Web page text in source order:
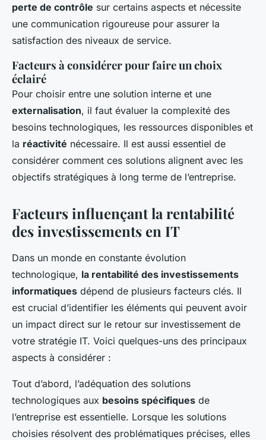
perte de contrôle sur certains aspects et nécessite
une communication rigoureuse pour assurer la
satisfaction des niveaux de service.
Facteurs à considérer pour faire un choix
éclairé
Pour choisir entre une solution interne et une
externalisation, il faut évaluer la complexité des
besoins technologiques, les ressources disponibles et
la réactivité nécessaire. Il est aussi essentiel de
considérer comment ces solutions alignent avec les
objectifs stratégiques à long terme de l’entreprise.
Facteurs influençant la rentabilité
des investissements en IT
Dans un monde en constante évolution
technologique, la rentabilité des investissements
informatiques dépend de plusieurs facteurs clés. Il
est crucial d’identifier les éléments qui peuvent avoir
un impact direct sur le retour sur investissement de
votre stratégie IT. Voici quelques-uns des principaux
aspects à considérer :
Tout d’abord, l’adéquation des solutions
technologiques aux besoins spécifiques de
l’entreprise est essentielle. Lorsque les solutions
choisies résolvent des problématiques précises, elles